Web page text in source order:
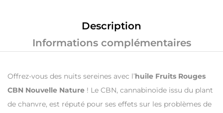
Description
Informations complémentaires
Offrez-vous des nuits sereines avec l’huile Fruits Rouges
CBN Nouvelle Nature ! Le CBN, cannabinoïde issu du plant
de chanvre, est réputé pour ses effets sur les problèmes de